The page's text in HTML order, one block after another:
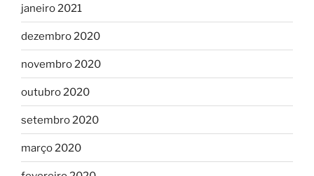
janeiro 2021
dezembro 2020
novembro 2020
outubro 2020
setembro 2020
março 2020